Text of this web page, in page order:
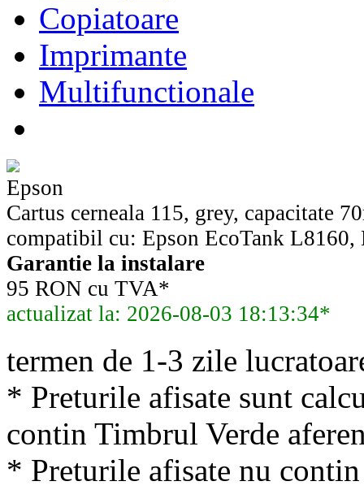
Copiatoare
Imprimante
Multifunctionale
Epson
Cartus cerneala 115, grey, capacitate
compatibil cu: Epson EcoTank L8160,
Garantie la instalare
95 RON cu TVA*
actualizat la: 2026-08-03 18:13:34*
termen de 1-3 zile
* Preturile afisate sunt
contin Timbrul Verde
* Preturile afisate nu